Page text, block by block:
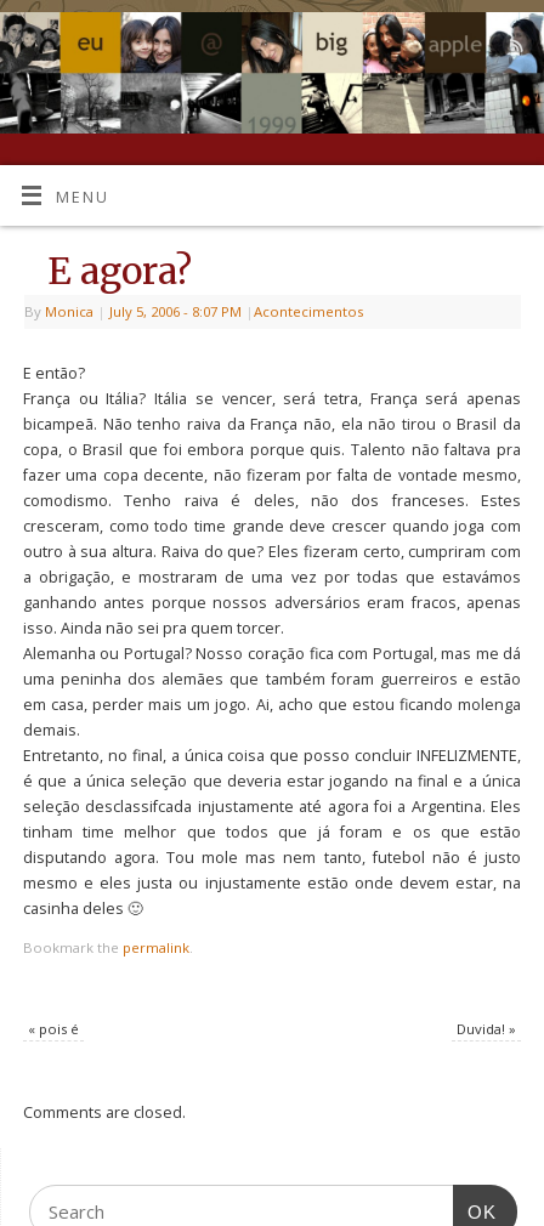
MENU
E agora?
By Monica | July 5, 2006 - 8:07 PM | Acontecimentos
E então?
França ou Itália? Itália se vencer, será tetra, França será apenas
bicampeã. Não tenho raiva da França não, ela não tirou o Brasil da
copa, o Brasil que foi embora porque quis. Talento não faltava pra
fazer uma copa decente, não fizeram por falta de vontade mesmo,
comodismo. Tenho raiva é deles, não dos franceses. Estes
cresceram, como todo time grande deve crescer quando joga com
outro à sua altura. Raiva do que? Eles fizeram certo, cumpriram com
a obrigação, e mostraram de uma vez por todas que estavámos
ganhando antes porque nossos adversários eram fracos, apenas
isso. Ainda não sei pra quem torcer.
Alemanha ou Portugal? Nosso coração fica com Portugal, mas me dá
uma peninha dos alemães que também foram guerreiros e estão
em casa, perder mais um jogo. Ai, acho que estou ficando molenga
demais.
Entretanto, no final, a única coisa que posso concluir INFELIZMENTE,
é que a única seleção que deveria estar jogando na final e a única
seleção desclassifcada injustamente até agora foi a Argentina. Eles
tinham time melhor que todos que já foram e os que estão
disputando agora. Tou mole mas nem tanto, futebol não é justo
mesmo e eles justa ou injustamente estão onde devem estar, na
casinha deles 🙂
Bookmark the permalink.
«pois é Duvida!»
Comments are closed.
OK